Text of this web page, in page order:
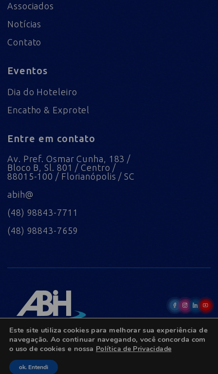
Associados
Notícias
Contato
Eventos
Dia do Hoteleiro
Encatho & Exprotel
Entre em contato
Av. Pref. Osmar Cunha, 183 /
Bloco B, Sl. 801 / Centro /
88015-100 / Florianópolis / SC
abih@
(48) 98843-7711
(48) 98843-7659
© Copyright 2022 - Todos os direitos reservados.
Este site utiliza cookies para melhorar sua experiência de
navegação. Ao continuar navegando, você concorda com
o uso de cookies e nossa Política de Privacidade
ok. Entendi